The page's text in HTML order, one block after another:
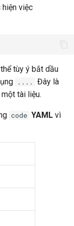
việc
tùy ý bắt dầu
....
Đây là
tài liệu.
code YAML vì